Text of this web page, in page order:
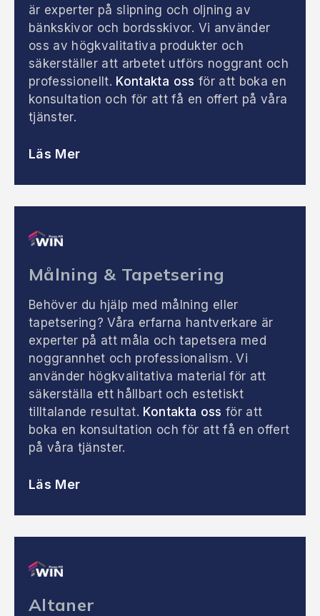
är experter på slipning och oljning av
bänkskivor och bordsskivor. Vi använder
oss av högkvalitativa produkter och
säkerställer att arbetet utförs noggrant och
professionellt. Kontakta oss för att boka en
konsultation och för att få en offert på våra
tjänster.
Läs Mer
Målning & Tapetsering
Behöver du hjälp med målning eller
tapetsering? Våra erfarna hantverkare är
experter på att måla och tapetsera med
noggrannhet och professionalism. Vi
använder högkvalitativa material för att
säkerställa ett hållbart och estetiskt
tilltalande resultat. Kontakta oss för att
boka en konsultation och för att få en offert
på våra tjänster.
Läs Mer
Altaner